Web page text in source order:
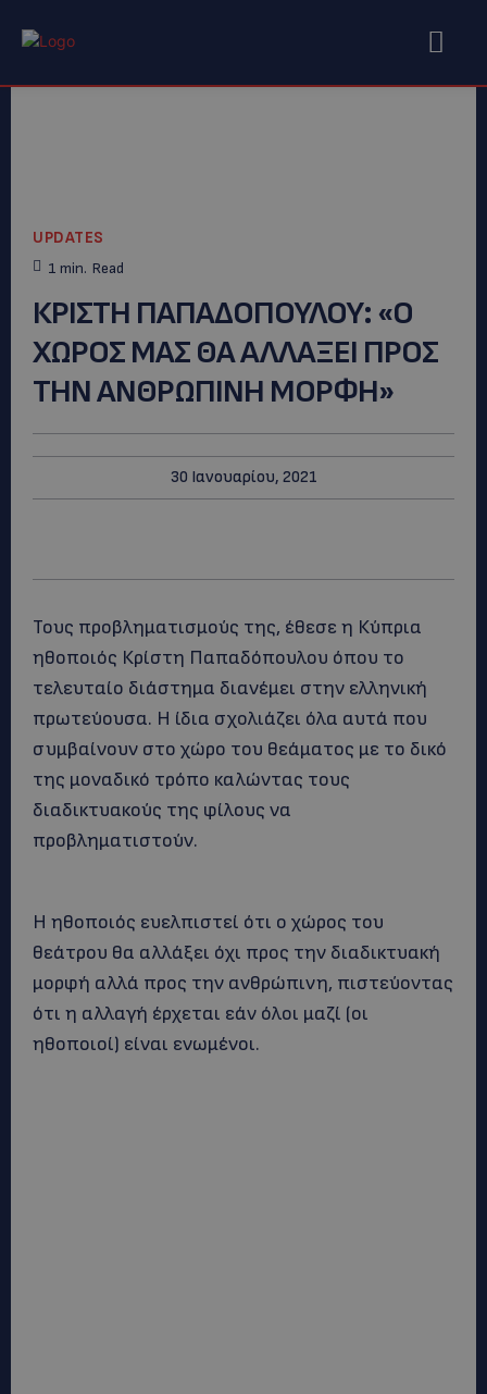
UPDATES
1 min. Read
ΚΡΙΣΤΗ ΠΑΠΑΔΟΠΟΥΛΟΥ: «Ο
ΧΩΡΟΣ ΜΑΣ ΘΑ ΑΛΛΑΞΕΙ ΠΡΟΣ
ΤΗΝ ΑΝΘΡΩΠΙΝΗ ΜΟΡΦΗ»
30 Ιανουαρίου, 2021
Τους προβληματισμούς της, έθεσε η Κύπρια
ηθοποιός Κρίστη Παπαδόπουλου όπου το
τελευταίο διάστημα διανέμει στην ελληνική
πρωτεύουσα. Η ίδια σχολιάζει όλα αυτά που
συμβαίνουν στο χώρο του θεάματος με το δικό
της μοναδικό τρόπο καλώντας τους
διαδικτυακούς της φίλους να
προβληματιστούν.
Η ηθοποιός ευελπιστεί ότι ο χώρος του
θεάτρου θα αλλάξει όχι προς την διαδικτυακή
μορφή αλλά προς την ανθρώπινη, πιστεύοντας
ότι η αλλαγή έρχεται εάν όλοι μαζί (οι
ηθοποιοί) είναι ενωμένοι.